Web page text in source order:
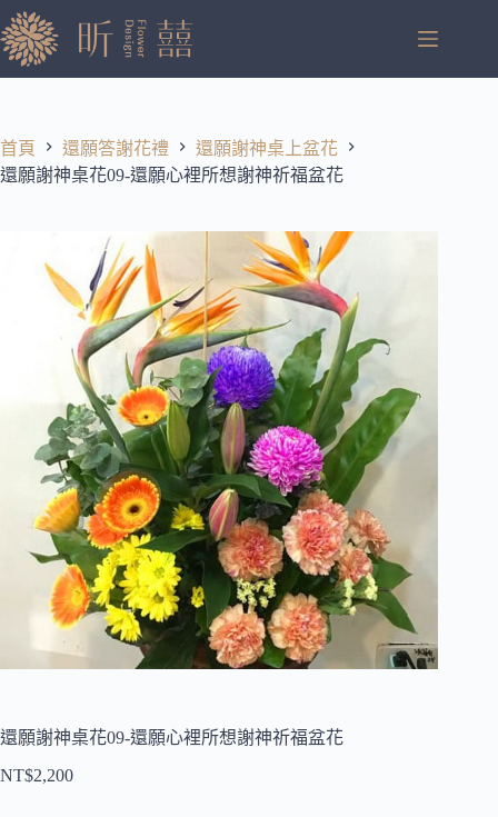
跳
至
容
首頁 還願答謝花禮
還願謝神桌上盆花
還願謝神桌花09-還願心裡所想謝神祈福盆花
還願謝神桌花09-還願心裡所想謝神祈福盆花
NT$2,200